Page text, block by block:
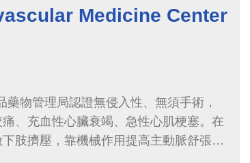
Medicine Center
物管理局認證無侵入性、無須手術，
、充血性心臟衰竭、急性心肌梗塞。在
肢擠壓，靠機械作用提高主動脈舒張